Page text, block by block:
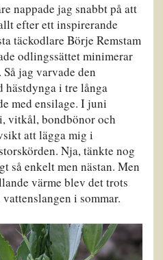
nappade jag snabbt på att
efter ett inspirerande
täckodlare Börje Remstam
odlingssättet minimerar
jag varvade den
hästdynga i tre långa
med ensilage. I juni
vitkål, bondbönor och
att lägga mig i
Nja, tänkte nog
så enkelt men nästan. Men
värme blev det trots
i sommar.